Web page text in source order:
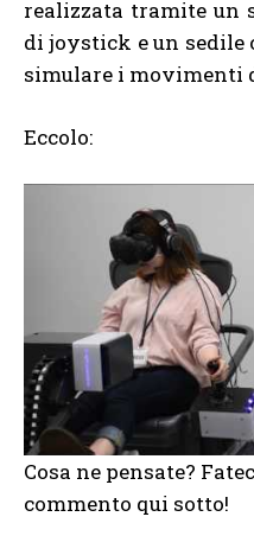
realizzata tramite un
di joystick e un sedile
simulare i movimenti
Eccolo:
Cosa ne pensate?
commento qui sotto!